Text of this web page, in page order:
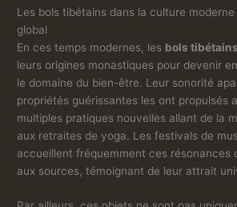
Les bols tibétains dans la culture
global
En ces temps modernes, les bols tibétains
leurs origines monastiques pour devenir
le domaine du bien-être. Leur sonorité
propriétés guérissantes les ont propulsés
multiples pratiques nouvelles allant de la
aux retraites de yoga. Les festivals de
accueillent fréquemment ces résonances
aux sources, témoignant de leur attrait